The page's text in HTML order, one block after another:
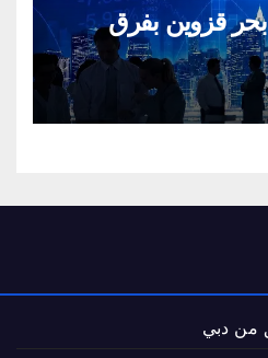
قزوين بفرق
من دبي